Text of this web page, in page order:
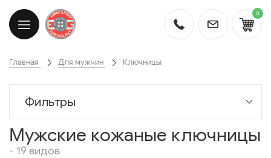
0
Главная Для мужчин Ключницы
Фильтры
Мужские кожаные ключницы
- 19 видов